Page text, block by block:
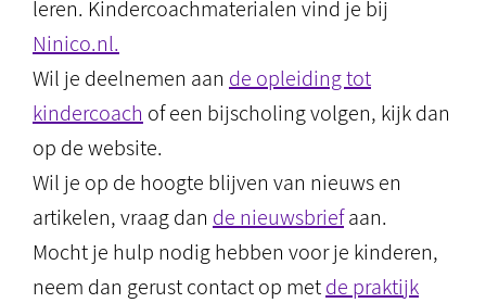
leren. Kindercoachmaterialen vind je bij
Ninico.nl.
Wil je deelnemen aan de opleiding tot
kindercoach of een bijscholing volgen, kijk dan
op de website.
Wil je op de hoogte blijven van nieuws en
artikelen, vraag dan de nieuwsbriefaan.
Mocht je hulp nodig hebben voor je kinderen,
neem dan gerust contact op metde praktijk